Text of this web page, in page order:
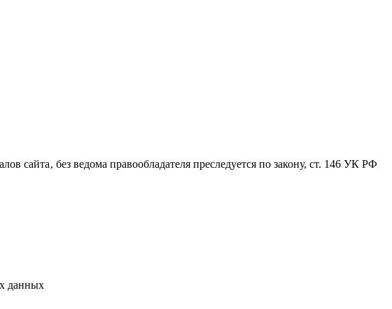
сайта‚ без ведома правообладателя преследуется по закону, ст. 146 УК РФ
данных